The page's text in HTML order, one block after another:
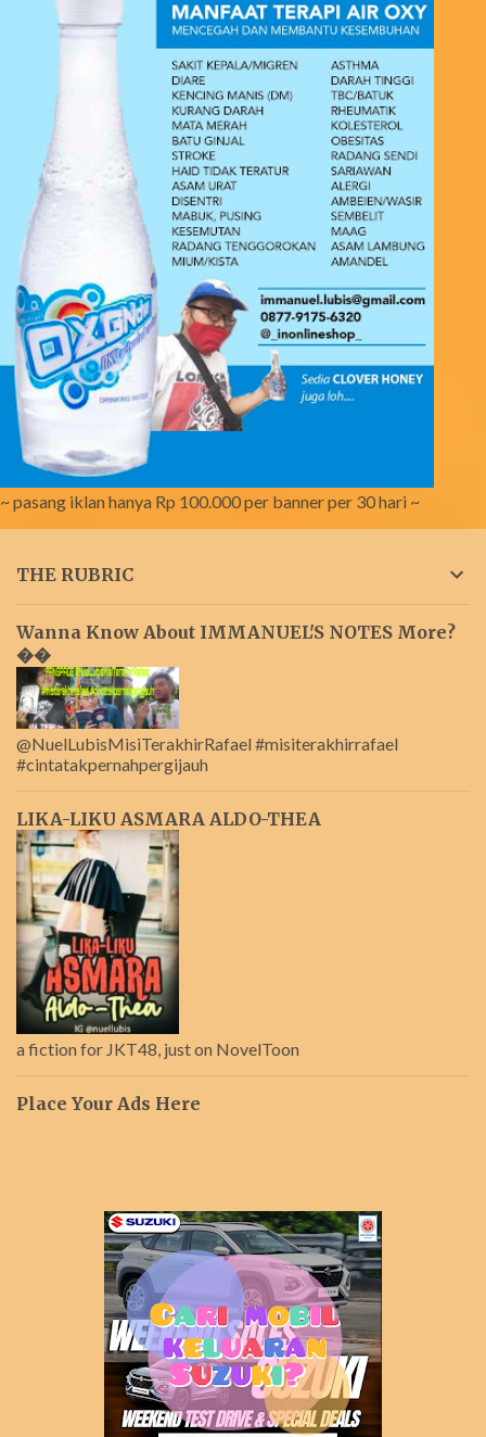
~ pasang iklan hanya Rp 100.000 per banner per 30 hari ~
THE RUBRIC
Wanna Know About IMMANUEL'S NOTES More?
��
@NuelLubisMisiTerakhirRafael #misiterakhirrafael
#cintatakpernahpergijauh
LIKA-LIKU ASMARA ALDO-THEA
a fiction for JKT48, just on NovelToon
Place Your Ads Here